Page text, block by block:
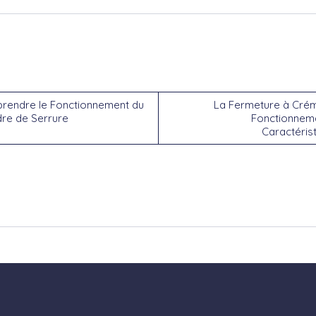
le Fonctionnement du
de Serrure
La Fermeture à